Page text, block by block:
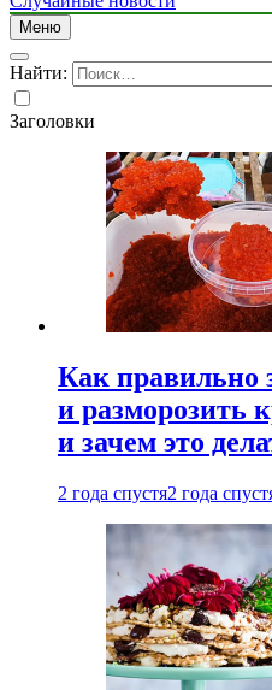
Меню
Найти:
Заголовки
Как правильно
и разморозить
и зачем это
2 года спустя2 года